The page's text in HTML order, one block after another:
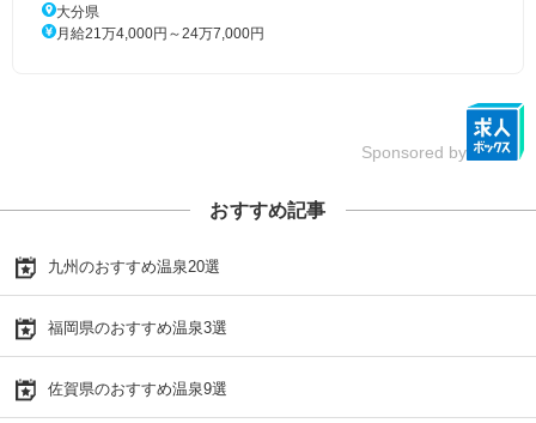
大分県
月給21万4,000円～24万7,000円
Sponsored by
おすすめ記事
九州のおすすめ温泉20選
福岡県のおすすめ温泉3選
佐賀県のおすすめ温泉9選